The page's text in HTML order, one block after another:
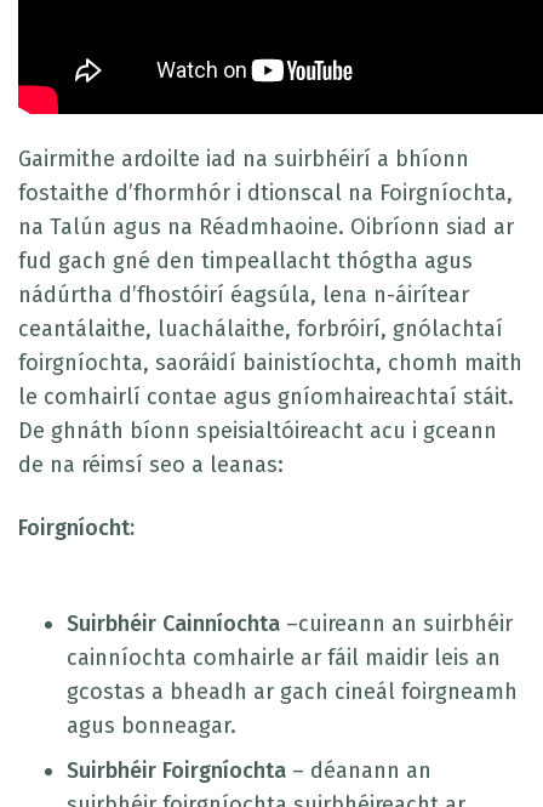
Gairmithe ardoilte iad na suirbhéirí a bhíonn
fostaithe d’fhormhór i dtionscal na Foirgníochta,
na Talún agus na Réadmhaoine. Oibríonn siad ar
fud gach gné den timpeallacht thógtha agus
nádúrtha d’fhostóirí éagsúla, lena n-áirítear
ceantálaithe, luachálaithe, forbróirí, gnólachtaí
foirgníochta, saoráidí bainistíochta, chomh maith
le comhairlí contae agus gníomhaireachtaí stáit.
De ghnáth bíonn speisialtóireacht acu i gceann
de na réimsí seo a leanas:
Foirgníocht:
Suirbhéir Cainníochta –cuireann an suirbhéir
cainníochta comhairle ar fáil maidir leis an
gcostas a bheadh ar gach cineál foirgneamh
agus bonneagar.
Suirbhéir Foirgníochta – déanann an